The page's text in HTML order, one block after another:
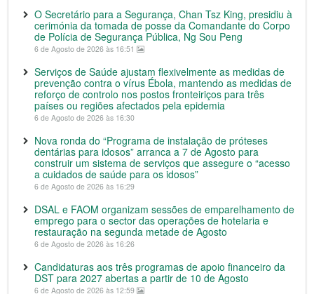
O Secretário para a Segurança, Chan Tsz King, presidiu à
cerimónia da tomada de posse da Comandante do Corpo
de Polícia de Segurança Pública, Ng Sou Peng
6 de Agosto de 2026 às 16:51
Serviços de Saúde ajustam flexivelmente as medidas de
prevenção contra o vírus Ébola, mantendo as medidas de
reforço de controlo nos postos fronteiriços para três
países ou regiões afectados pela epidemia
6 de Agosto de 2026 às 16:30
Nova ronda do “Programa de instalação de próteses
dentárias para idosos” arranca a 7 de Agosto para
construir um sistema de serviços que assegure o “acesso
a cuidados de saúde para os idosos”
6 de Agosto de 2026 às 16:29
DSAL e FAOM organizam sessões de emparelhamento de
emprego para o sector das operações de hotelaria e
restauração na segunda metade de Agosto
6 de Agosto de 2026 às 16:26
Candidaturas aos três programas de apoio financeiro da
DST para 2027 abertas a partir de 10 de Agosto
6 de Agosto de 2026 às 12:59